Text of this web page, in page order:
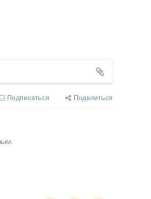
Подписаться Поделиться